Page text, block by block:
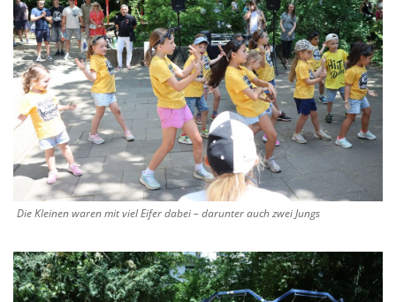
Die Kleinen waren mit viel Eifer dabei – darunter auch zwei Jungs